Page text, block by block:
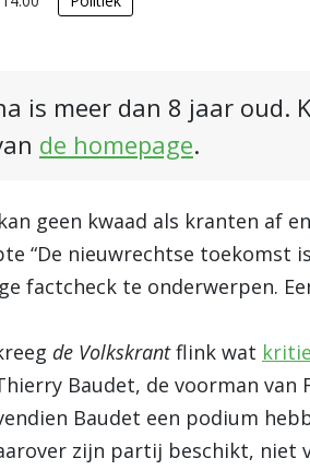
is meer dan 8 jaar oud.
de homepage.
kan geen kwaad als kranten af
“De nieuwrechtse toekomst
factcheck te onderwerpen.
de Volkskrantflink wat
Baudet, de voorman
Baudet een podium
zijn partij beschikt, niet